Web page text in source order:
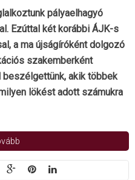
pályaelhagyó
Ezúttal két korábbi ÁJK-s
a ma újságíróként dolgozó
szakemberként
beszélgettünk, akik többek
lökést adott számukra